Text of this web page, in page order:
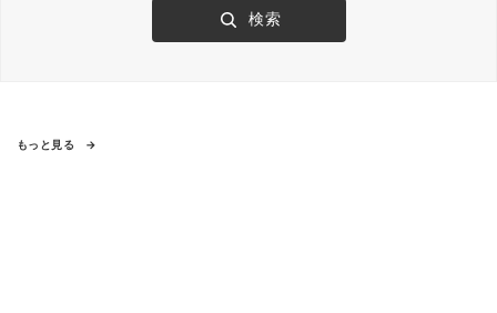
もっと見る